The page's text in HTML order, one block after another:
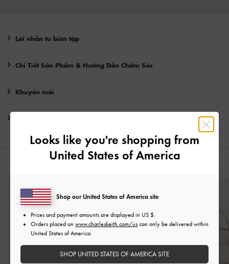
Lời nhắn từ biên tập
Chi Tiết Sản Phẩm & Hướng Dẫn Chăm Sóc
Khuyến mãi
Looks like you're shopping from
United States of America
Shop our United States of America site
Prices and payment amounts are displayed in US $
Orders placed on www.charleskeith.com/us can only be delivered within
United States of America.
SHOP UNITED STATES OF AMERICA SITE